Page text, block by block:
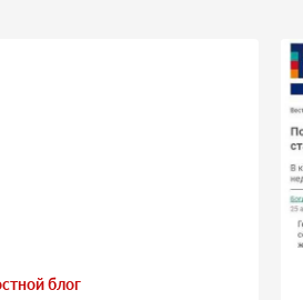
блог